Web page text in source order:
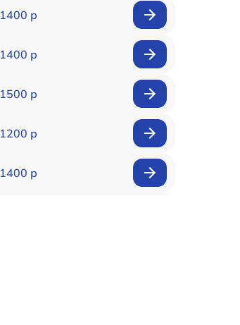
1400 р
1400 р
1500 р
1200 р
1400 р